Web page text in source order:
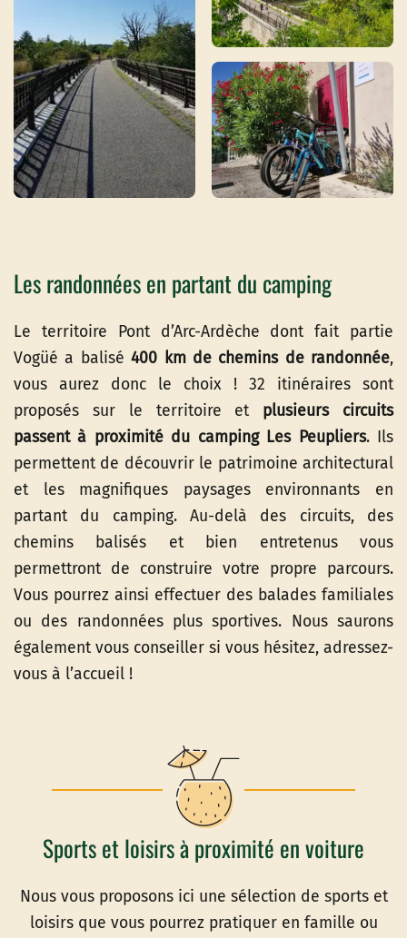
Les randonnées en partant du camping
Le territoire Pont d’Arc-Ardèche dont fait partie
Vogüé a balisé400 km de chemins de randonnée,
vous aurez donc le choix ! 32 itinéraires sont
proposés sur le territoire et plusieurs circuits
passent à proximité du camping Les Peupliers. Ils
permettent de découvrir le patrimoine architectural
et les magnifiques paysages environnants en
partant du camping. Au-delà des circuits, des
chemins balisés et bien entretenus vous
permettront de construire votre propre parcours.
Vous pourrez ainsi effectuer des balades familiales
ou des randonnées plus sportives. Nous saurons
également vous conseiller si vous hésitez, adressez-
vous à l’accueil !
Sports et loisirs à proximité en voiture
Nous vous proposons ici une sélection de sports et
loisirs que vous pourrez pratiquer en famille ou